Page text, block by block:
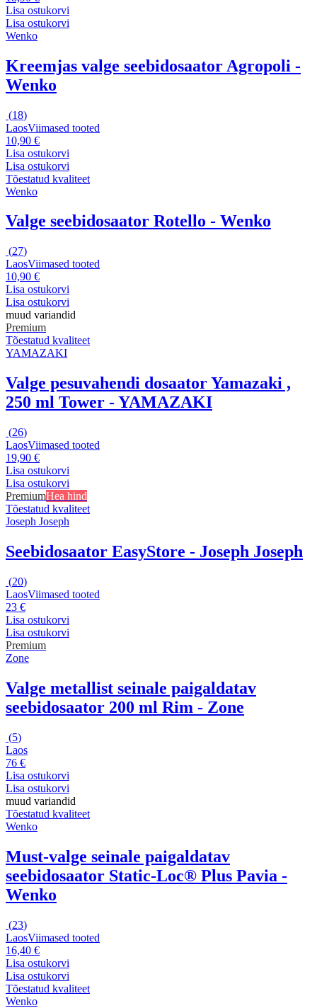
Lisa ostukorvi
Lisa ostukorvi
Wenko
Kreemjas valge seebidosaator Agropoli -
Wenko
(18)
LaosViimased tooted
10,90 €
Lisa ostukorvi
Lisa ostukorvi
Tõestatud kvaliteet
Wenko
Valge seebidosaator Rotello - Wenko
(27)
LaosViimased tooted
10,90 €
Lisa ostukorvi
Lisa ostukorvi
muud variandid
Premium
Tõestatud kvaliteet
YAMAZAKI
Valge pesuvahendi dosaator Yamazaki ,
250 ml Tower - YAMAZAKI
(26)
LaosViimased tooted
19,90 €
Lisa ostukorvi
Lisa ostukorvi
PremiumHea hind
Tõestatud kvaliteet
Joseph Joseph
Seebidosaator EasyStore - Joseph Joseph
(20)
LaosViimased tooted
23 €
Lisa ostukorvi
Lisa ostukorvi
Premium
Zone
Valge metallist seinale paigaldatav
seebidosaator 200 ml Rim - Zone
(5)
Laos
76 €
Lisa ostukorvi
Lisa ostukorvi
muud variandid
Tõestatud kvaliteet
Wenko
Must-valge seinale paigaldatav
seebidosaator Static-Loc® Plus Pavia -
Wenko
(23)
LaosViimased tooted
16,40 €
Lisa ostukorvi
Lisa ostukorvi
Tõestatud kvaliteet
Wenko